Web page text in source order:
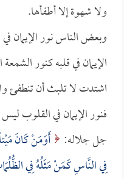
ولا شهوة إلا أطفأها.
وبعض الناس نور الإيمان
الإيمان في قلبه كنور الشمعة
اشتدت لا تلبث أن تنطفئ
فنور الإيمان في القلوب
جل جلاله: أَوَمَنْ كَانَ
فِي النَّاسِ كَمَنْ مَثَلُهُ فِي